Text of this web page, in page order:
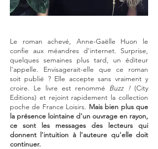
Le roman achevé, Anne-Gaëlle Huon le
confie aux méandres d'internet. Surprise,
quelques semaines plus tard, un éditeur
l'appelle. Envisagerait-elle que ce roman
soit publié ? Elle accepte sans vraiment y
croire. Le livre est renommé Buzz !(City
Editions) et rejoint rapidement la collection
poche de France Loisirs. Mais bien plus que
la présence lointaine d'un ouvrage en rayon,
ce sont les messages des lecteurs qui
donnent l'intuition à l'auteure qu'elle doit
continuer.